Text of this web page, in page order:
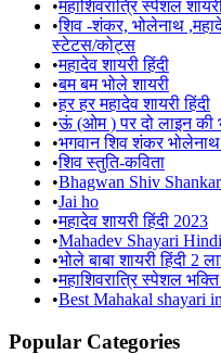
•महाशिवरात्रि स्पेशल
•शिव -शंकर, भोलेनाथ
स्टेटस/कोट्स
•महादेव शायरी हिंदी
•बम बम भोले शायरी
•हर हर महादेव शायरी हिंदी
•ऊं (ओम ) पर दो लाइन की
•भगवान शिव शंकर भोलेनाथ
•शिव स्तुति-कविता
•Bhagwan Shiv
•Jai ho
•महादेव शायरी हिंदी 2023
•Mahadev Shayari
•भोले बाबा शायरी हिंदी 2
•महाशिवरात्रि स्पेशल भक्ति
•Best Mahakal shayari
Popular Categories